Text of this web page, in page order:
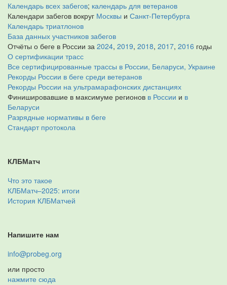
Календарь всех забегов; календарь для ветеранов
Календари забегов вокруг Москвы и Санкт-Петербурга
Календарь триатлонов
База данных участников забегов
Отчёты о беге в России за 2024, 2019, 2018, 2017, 2016 годы
О сертификации трасс
Все сертифицированные трассы в России, Беларуси, Украине
Рекорды России в беге среди ветеранов
Рекорды России на ультрамарафонских дистанциях
Финишировавшие в максимуме регионов в России и в
Беларуси
Разрядные нормативы в беге
Стандарт протокола
КЛБМатч
Что это такое
КЛБМатч–2025: итоги
История КЛБМатчей
Напишите нам
info@probeg.org
или просто
нажмите сюда